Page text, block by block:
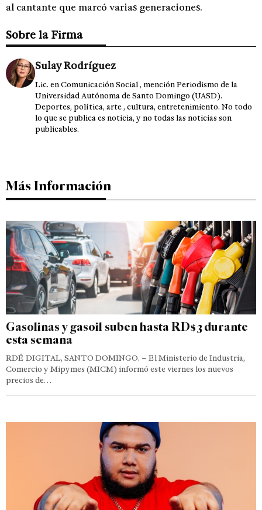
al cantante que marcó varias generaciones.
Sobre la Firma
Sulay Rodríguez
Lic. en Comunicación Social , mención Periodismo de la
Universidad Autónoma de Santo Domingo (UASD).
Deportes, política, arte , cultura, entretenimiento. No todo
lo que se publica es noticia, y no todas las noticias son
publicables.
Más Información
Gasolinas y gasoil suben hasta RD$3 durante
esta semana
RDÉ DIGITAL, SANTO DOMINGO. – El Ministerio de Industria,
Comercio y Mipymes (MICM) informó este viernes los nuevos
precios de…